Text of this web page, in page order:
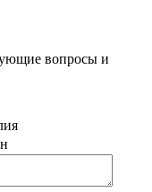
вопросы и